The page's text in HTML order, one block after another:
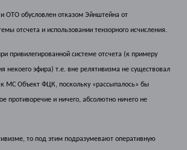
ОТО обусловлен отказом Эйнштейна от
отсчета и использовании тензорного исчисления.
привилегированной системе отсчета (к примеру
некоего эфира) т.е. вне релятивизма не существовал
МС Объект ФЦК, поскольку «рассыпалось» бы
противоречие и ничего, абсолютно ничего не
то под этим подразумевают оперативную